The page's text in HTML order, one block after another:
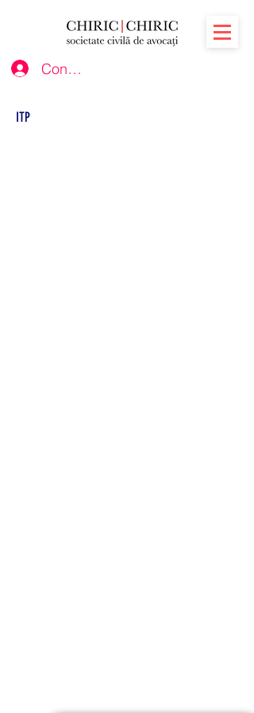
Conectează-te
ITP